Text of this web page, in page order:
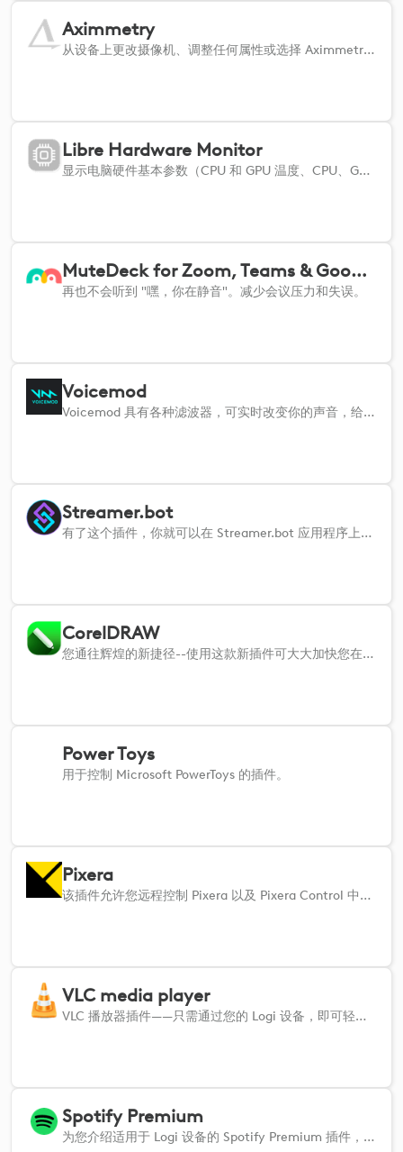
Aximmetry
从设备上更改摄像机、调整任何属性或选择 Aximmetry 场景的任何控制板按钮。
Libre Hardware Monitor
显示电脑硬件基本参数（CPU 和 GPU 温度、CPU、GPU 和内存负载、CPU 功耗等）
MuteDeck for Zoom, Teams & Google Meet
再也不会听到 "嘿，你在静音"。减少会议压力和失误。
Voicemod
Voicemod 具有各种滤波器，可实时改变你的声音，给你即时的触觉控制。
Streamer.bot
有了这个插件，你就可以在 Streamer.bot 应用程序上执行操作。
CorelDRAW
您通往辉煌的新捷径--使用这款新插件可大大加快您在 CorelDRAW 中的工作流程。
Power Toys
用于控制 Microsoft PowerToys 的插件。
Pixera
该插件允许您远程控制 Pixera 以及 Pixera Control 中的所有模块。
VLC media player
VLC 播放器插件——只需通过您的 Logi 设备，即可轻松控制 VLC 的各项功能。
Spotify Premium
为您介绍适用于 Logi 设备的 Spotify Premium 插件，它将为您开启更优质的音乐体验。